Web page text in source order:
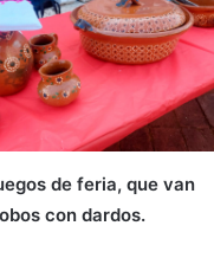
de feria, que van
con dardos.